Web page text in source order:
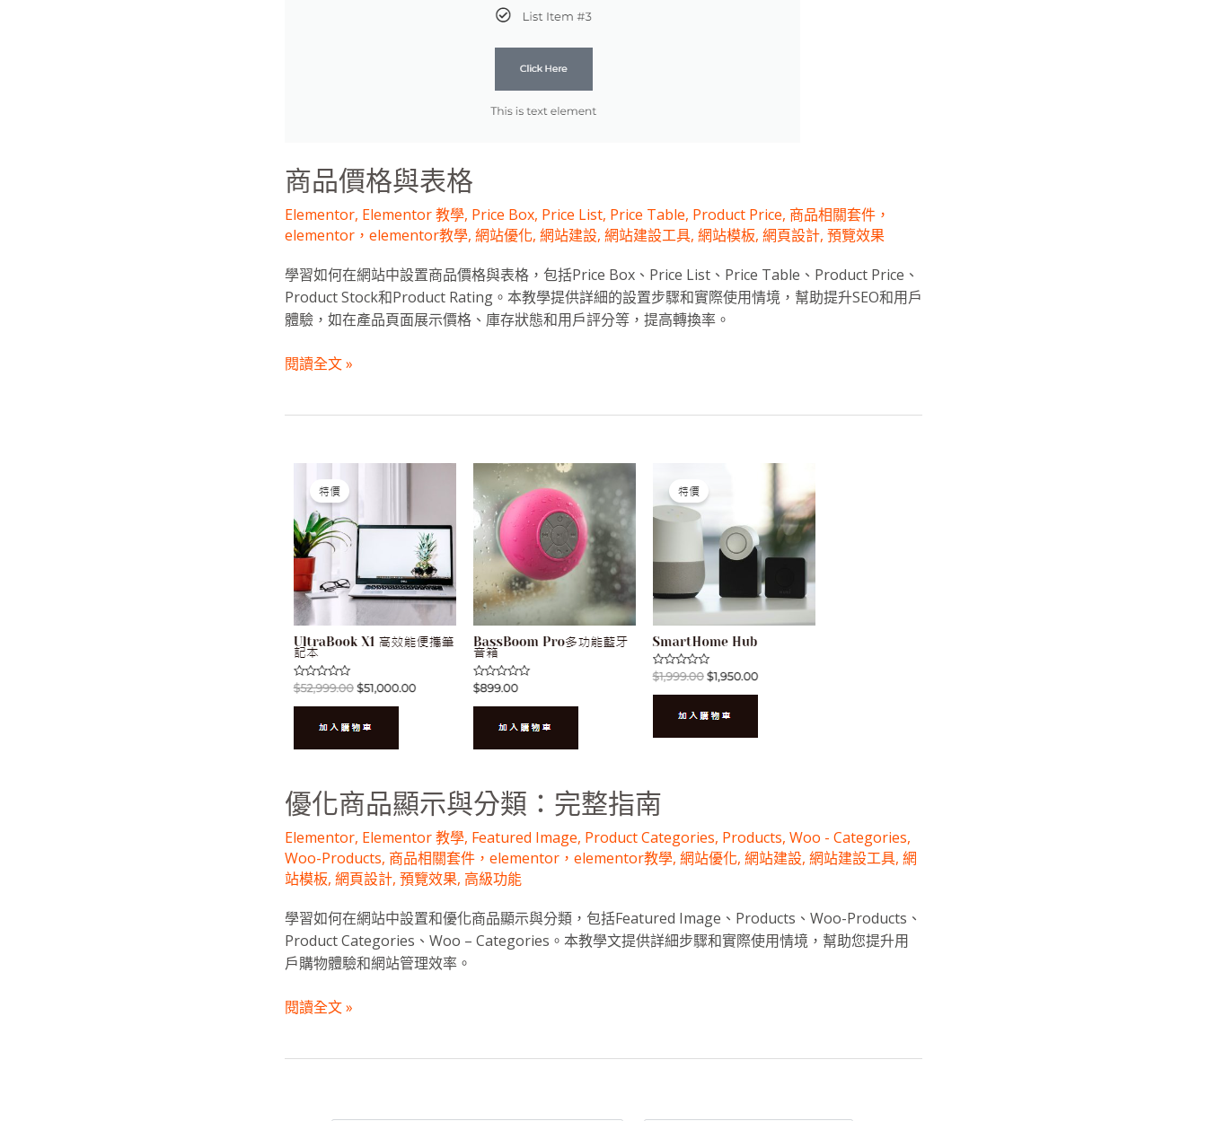
商品價格與表格
Elementor, Elementor 教學, Price Box, Price List, Price Table, Product Price, 商品相關套件，
elementor，elementor教學, 網站優化, 網站建設, 網站建設工具, 網站模板, 網頁設計, 預覽效果
學習如何在網站中設置商品價格與表格，包括Price Box、Price List、Price Table、Product Price、
Product Stock和Product Rating。本教學提供詳細的設置步驟和實際使用情境，幫助提升SEO和用戶
體驗，如在產品頁面展示價格、庫存狀態和用戶評分等，提高轉換率。
閱讀全文 »
優化商品顯示與分類：完整指南
Elementor, Elementor 教學, Featured Image, Product Categories, Products, Woo - Categories,
Woo-Products, 商品相關套件，elementor，elementor教學, 網站優化, 網站建設, 網站建設工具, 網
站模板, 網頁設計, 預覽效果, 高級功能
學習如何在網站中設置和優化商品顯示與分類，包括Featured Image、Products、Woo-Products、
Product Categories、Woo – Categories。本教學文提供詳細步驟和實際使用情境，幫助您提升用
戶購物體驗和網站管理效率。
品
顯
示
與
分
類：
完
整
指
閱讀全文 »